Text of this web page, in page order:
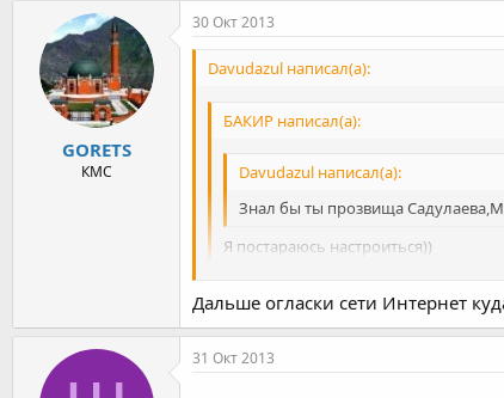
GORETS
КМС
30 Окт 2013
Davudazul написал(а):
БАКИР написал(а):
Davudazul написал(а):
Знал бы ты прозвища
Я постараюсь настроиться))
но лучше не распространять это)))
Дальше огласки сети Интернет
31 Окт 2013